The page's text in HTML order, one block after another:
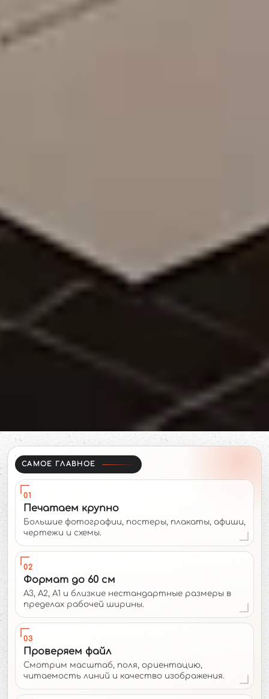
САМОЕ ГЛАВНОЕ
01
Печатаем крупно
Большие фотографии, постеры, плакаты, афиши,
чертежи и схемы.
02
Формат до 60 см
А3, А2, А1 и близкие нестандартные размеры в
пределах рабочей ширины.
03
Проверяем файл
Смотрим масштаб, поля, ориентацию,
читаемость линий и качество изображения.